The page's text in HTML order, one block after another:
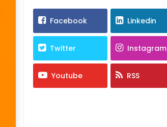
Facebook Linkedin
Twitter Instagram
Youtube RSS